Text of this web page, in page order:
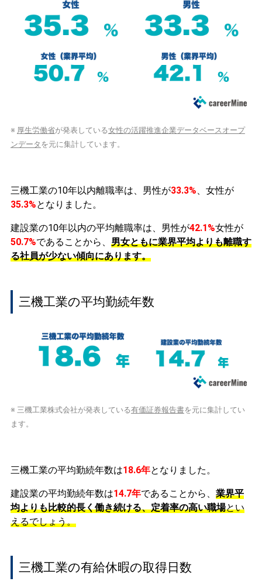
※ 厚生労働省が発表している女性の活躍推進企業データベースオープ
ンデータ を元に集計しています。
三機工業の10年以内離職率は、男性が33.3%、女性が
35.3%となりました。
建設業の10年以内の平均離職率は、男性が42.1%女性が
50.7%であることから、 男女ともに業界平均よりも離職す
る社員が少ない傾向にあります。
三機工業の平均勤続年数
※ 三機工業株式会社が発表している有価証券報告書を元に集計してい
ます。
三機工業の平均勤続年数は18.6年となりました。
建設業の平均勤続年数は14.7年であることから、 業界平
均よりも比較的長く働き続ける、定着率の高い職場とい
えるでしょう。
三機工業の有給休暇の取得日数